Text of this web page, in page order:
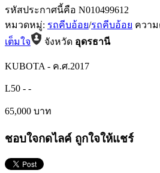
รหัสประกาศนี้คือ N010499612
หมวดหมู่: รถคีบอ้อย/รถคีบอ้อย ความ
เต็มใจ
จังหวัด อุดรธานี
KUBOTA - ค.ศ.2017
L50 - -
65,000 บาท
ชอบใจกดไลค์ ถูกใจให้แชร์